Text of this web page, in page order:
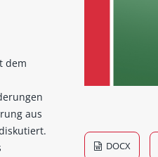
dem
aus
DOCX